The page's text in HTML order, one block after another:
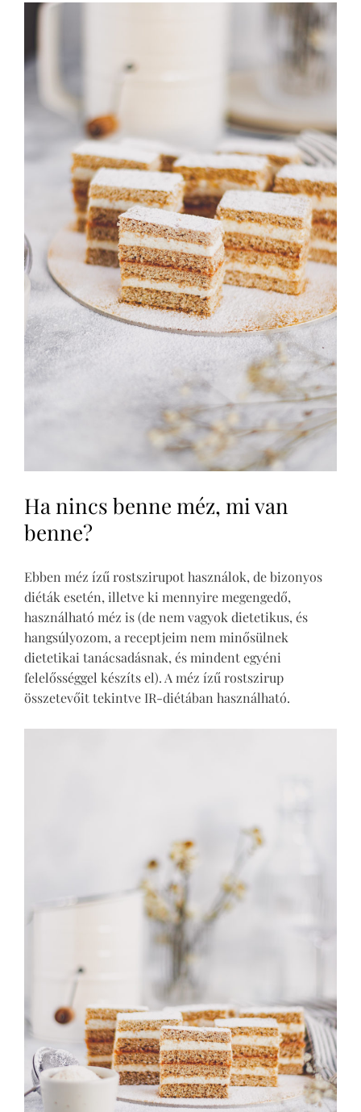
Ha nincs benne méz, mi van
benne?
Ebben méz ízű rostszirupot használok, de bizonyos
diéták esetén, illetve ki mennyire megengedő,
használható méz is (de nem vagyok dietetikus, és
hangsúlyozom, a receptjeim nem minősülnek
dietetikai tanácsadásnak, és mindent egyéni
felelősséggel készíts el). A méz ízű rostszirup
összetevőit tekintve IR-diétában használható.